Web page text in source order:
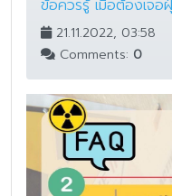
ข้อควรรู้ เมื่อต้องเจอ
21.11.2022, 03:58
Comments: 0